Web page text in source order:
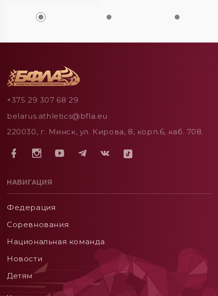
+375 29 307 68 29
belarus.athletics@bfla.eu
220030, г. Минск, ул. Кирова, 8, корп.6, каб. 708.
НАВИГАЦИЯ
Федерация
Соревнования
Национальная команда
Новости
Детям